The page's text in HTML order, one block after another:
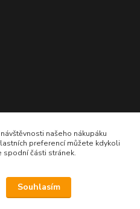
našeho nákupáku
preferencí můžete kdykoli
spodní části stránek.
Souhlasím